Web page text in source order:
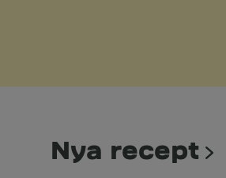
Nya recept